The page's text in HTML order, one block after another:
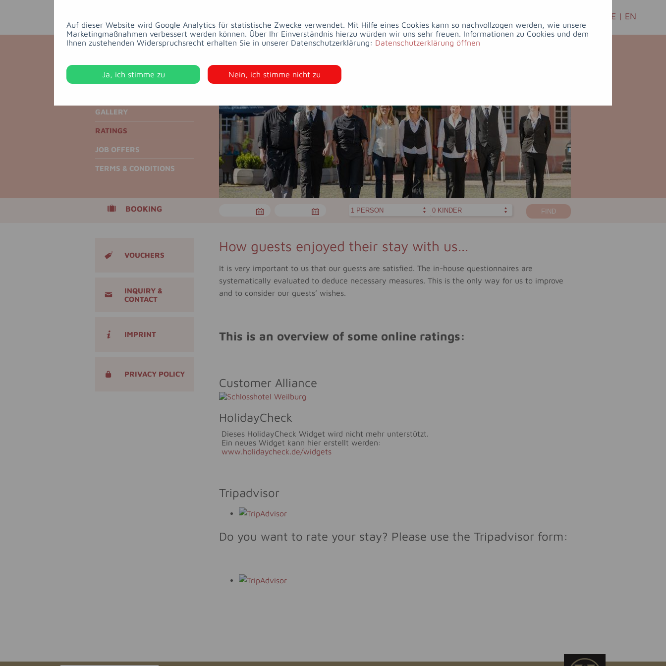
DRINKS
BEAUTY
CULTURE
MEEETINGS
DE | EN
MAP
GALLERY
RATINGS
JOB OFFERS
TERMS & CONDITIONS
BOOKING
VOUCHERS
INQUIRY &
CONTACT
IMPRINT
PRIVACY POLICY
How guests enjoyed their stay with us...
It is very important to us that our guests are satisfied. The in-house questionnaires are
systematically evaluated to deduce necessary measures. This is the only way for us to improve
and to consider our guests’ wishes.
This is an overview of some online ratings:
Customer Alliance
HolidayCheck
Dieses HolidayCheck Widget wird nicht mehr unterstützt.
Ein neues Widget kann hier erstellt werden:
www.holidaycheck.de/widgets
Tripadvisor
Do you want to rate your stay? Please use the Tripadvisor form:
Auf dieser Website wird Google Analytics für statistische Zwecke verwendet. Mit Hilfe eines Cookies kann so nachvollzogen werden, wie unsere
Marketingmaßnahmen verbessert werden können. Über Ihr Einverständnis hierzu würden wir uns sehr freuen. Informationen zu Cookies und dem
Ihnen zustehenden Widerspruchsrecht erhalten Sie in unserer Datenschutzerklärung: Datenschutzerklärung öffnen
Ja, ich stimme zu Nein, ich stimme nicht zu